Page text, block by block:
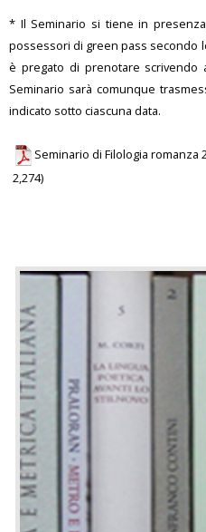
* Il Seminario si tiene in
possessori di green pass secondo
è pregato di prenotare
Seminario sarà comunque
indicato sotto ciascuna data.
Seminario di Filologia romanza
2,274)